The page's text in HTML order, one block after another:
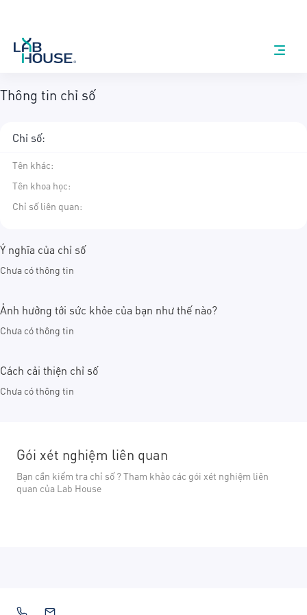
Thông tin chỉ số
Chỉ số:
Tên khác:
Tên khoa học:
Chỉ số liên quan:
Ý nghĩa của chỉ số
Chưa có thông tin
Ảnh hưởng tới sức khỏe của bạn như thế nào?
Chưa có thông tin
Cách cải thiện chỉ số
Chưa có thông tin
Gói xét nghiệm liên quan
Bạn cần kiểm tra chỉ số ? Tham khảo các gói xét nghiệm liên
quan của Lab House